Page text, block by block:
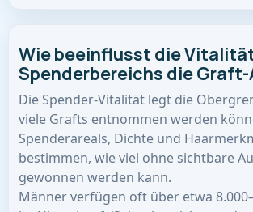
Wie beeinflusst die
Spenderbereichs die Graft-
Die Spender-Vitalität legt die
viele Grafts entnommen werden
Spenderareals, Dichte und
bestimmen, wie viel ohne sichtbare
gewonnen werden kann.
Männer verfügen oft über etwa